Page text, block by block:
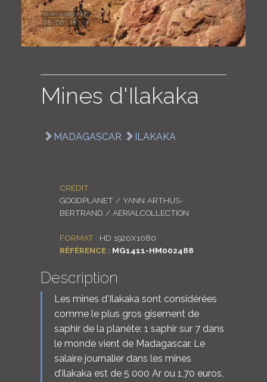
COLLECTIONS
LOGIN
Mines d'Ilakaka
MADAGASCAR ILAKAKA
CRÉDIT :
GOODPLANET / YANN ARTHUS-
BERTRAND / AERIALCOLLECTION
FORMAT : HD 1920X1080
RÉFÉRENCE : MG1411-HM002488
Description
Les mines d'Ilakaka sont considérées
comme le plus gros gisement de
saphir de la planète: 1 saphir sur 7 dans
le monde vient de Madagascar. Le
salaire journalier dans les mines
d’Ilakaka est de 5 000 Ar ou 1,70 euros,